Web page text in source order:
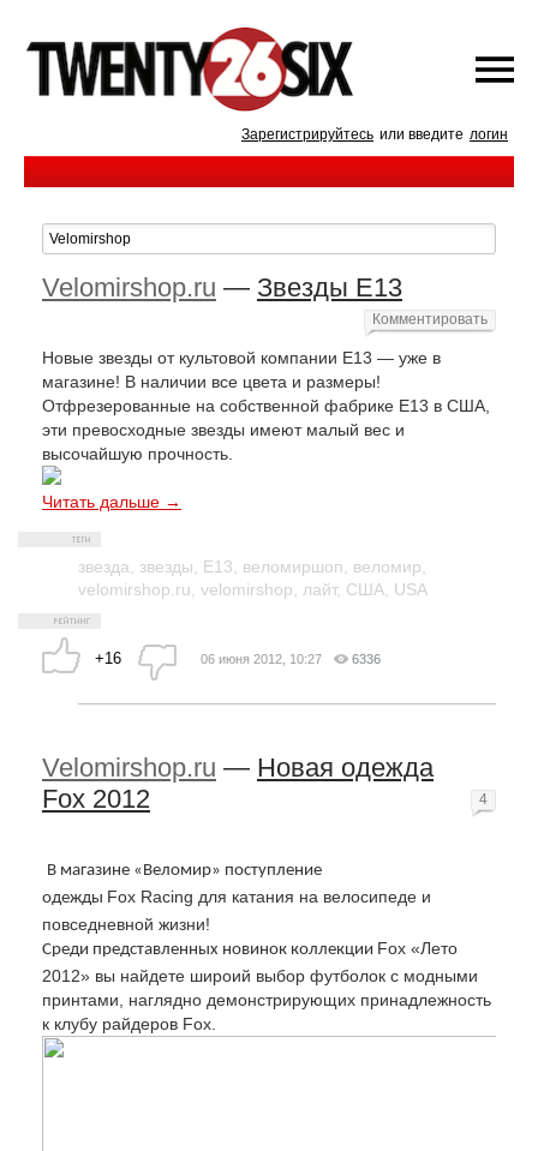
Зарегистрируйтесь или введите логин
Velomirshop.ru — Звезды E13
Новые звезды от культовой компании E13 — уже в
магазине! В наличии все цвета и размеры!
Отфрезерованные на собственной фабрике E13 в США,
эти превосходные звезды имеют малый вес и
высочайшую прочность.
Читать дальше →
звезда звезды E13 веломиршоп веломир
velomirshop.ru velomirshop лайт, США USA
+16
Комментировать
06 июня 2012, 10:27 6336
Velomirshop.ru — Новая одежда
Fox 2012
В магазине «Веломир» поступление
одежды Fox Racing для катания на велосипеде и
повседневной жизни!
Среди представленных новинок коллекции Fox «Лето
2012» вы найдете широий выбор футболок с модными
принтами, наглядно демонстрирующих принадлежность
к клубу райдеров Fox
4